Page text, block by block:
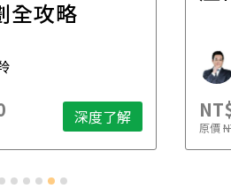
全攻略
深度了解 原價